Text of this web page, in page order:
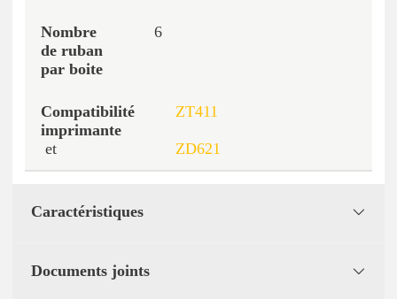
6
ZT411
et ZD621
Caractéristiques
Documents joints